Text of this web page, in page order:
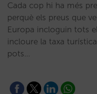
Cada cop hi ha més
perquè els preus que
Europa incloguin tots
incloure la taxa
pots…